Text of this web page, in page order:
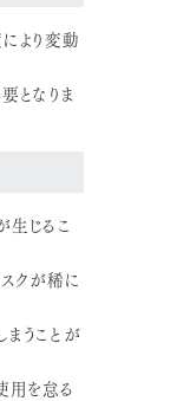
より変動
となりま
生じるこ
クが稀に
うことが
用を怠る